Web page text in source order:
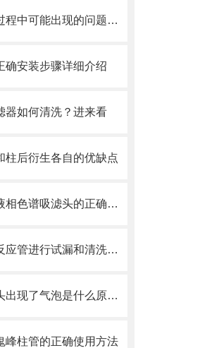
匀浆罐在使用过程中可能出现的问题相应解决方法分享
确安装步骤详细介绍
器如何清洗？进来看
柱后衍生各自的优缺点
一文与您分享液相色谱吸滤头的正确使用方法
你知道如何为反应管进行试漏和清洗吗？这篇文章教你一个有效的方法
液相色谱吸滤头出现了气泡是什么原因？可能是你的流动相没有脱气
峰柱管的正确使用方法